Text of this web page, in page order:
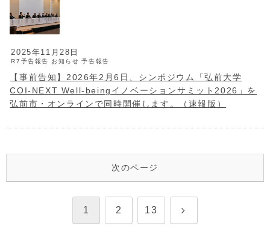
2025年11月28日
R7予告報告 お知らせ 予告報告
【事前告知】2026年2月6日、シンポジウム「弘前大学
COI-NEXT Well-beingイノベーションサミット2026」を
弘前市・オンラインで同時開催します。（速報版）
次のページ
1 2 13 次